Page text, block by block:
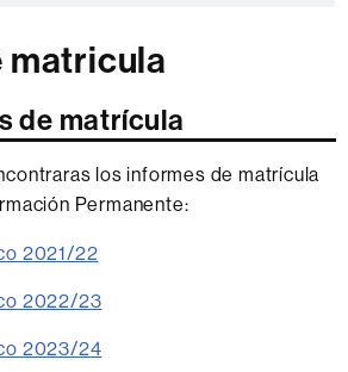
matricula
de matrícula
los informes de matrícula
Permanente:
2021/22
2022/23
2023/24